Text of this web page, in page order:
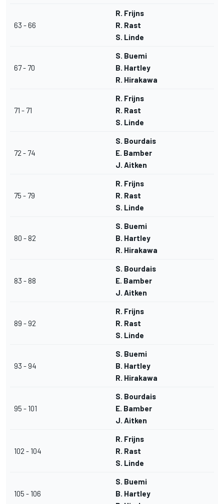
63 - 66
R. Frijns
R. Rast
S. Linde
67 - 70
S. Buemi
B. Hartley
R. Hirakawa
71 - 71
R. Frijns
R. Rast
S. Linde
72 - 74
S. Bourdais
E. Bamber
J. Aitken
75 - 79
R. Frijns
R. Rast
S. Linde
80 - 82
S. Buemi
B. Hartley
R. Hirakawa
83 - 88
S. Bourdais
E. Bamber
J. Aitken
89 - 92
R. Frijns
R. Rast
S. Linde
93 - 94
S. Buemi
B. Hartley
R. Hirakawa
95 - 101
S. Bourdais
E. Bamber
J. Aitken
102 - 104
R. Frijns
R. Rast
S. Linde
105 - 106
S. Buemi
B. Hartley